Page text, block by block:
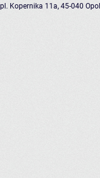
pl. Kopernika 11a, 45-040